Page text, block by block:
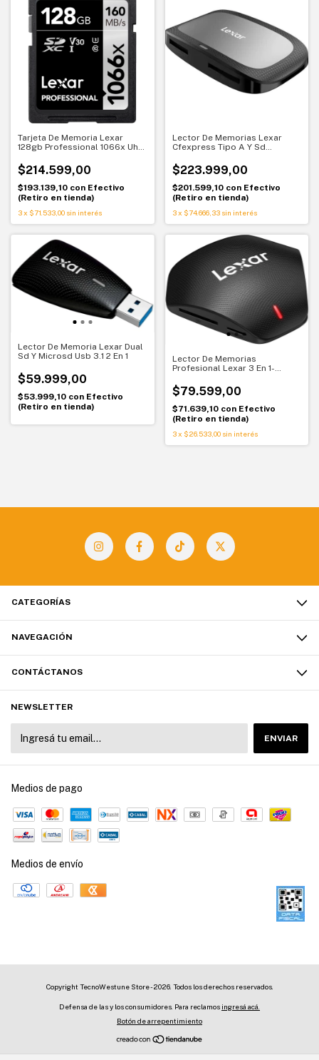
Tarjeta De Memoria Lexar
128gb Professional 1066x Uhs-
$214.599,00
$193.139,10 con Efectivo
(Retiro en tienda)
3x $71.533,00 sin interés
Lector De Memorias Lexar
Cfexpress Tipo A Y Sd
$223.999,00
$201.599,10 con Efectivo
(Retiro en tienda)
3 x $74.666,33 sin interés
Lector De Memoria Lexar Dual
Sd Y Microsd Usb 3.1 2 En 1
$59.999,00
$53.999,10 con Efectivo
(Retiro en tienda)
Lector De Memorias
Profesional Lexar 3 En 1-
$79.599,00
$71.639,10 con Efectivo
(Retiro en tienda)
3 x $26.533,00 sin interés
CATEGORÍAS
NAVEGACIÓN
CONTÁCTANOS
NEWSLETTER
Medios de pago
Medios de envío
Copyright TecnoWestune Store - 2026. Todos los derechos reservados.
Defensa de las y los consumidores. Para reclamos ingresá acá.
Botón de arrepentimiento